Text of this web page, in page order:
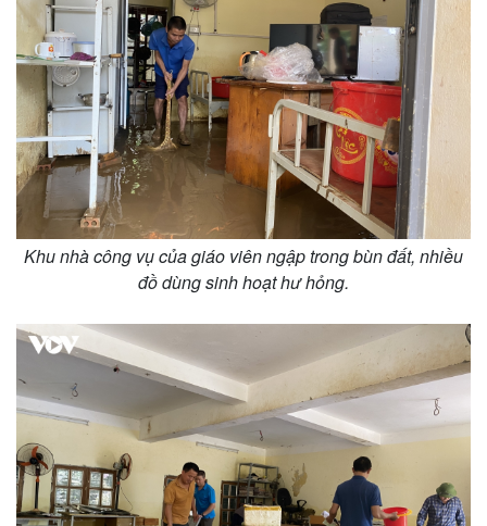
Văn hóa
Sân khấu - Điện ảnh
Giải trí
Nghệ sĩ
Khu nhà công vụ của giáo viên ngập trong bùn đất, nhiều
đồ dùng sinh hoạt hư hỏng.